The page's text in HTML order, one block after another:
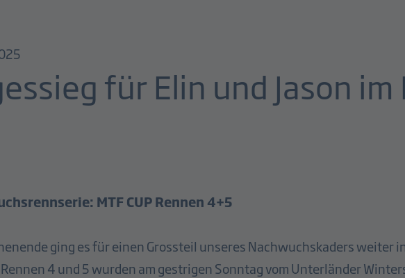
für Elin und Jason im
MTF CUP Rennen 4+5
ging es für einen Grossteil unseres Nachwuchskaders weiter
Rennen 4 und 5 wurden am gestrigen Sonntag vom Unterländer